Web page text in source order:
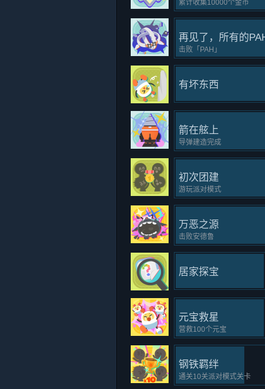
累计收集10000个金币
再见了，所有的
击败「PAH」
有坏东西
箭在舷上
导弹建造完成
初次团建
游玩派对模式
万恶之源
击败安德鲁
居家探宝
元宝救星
营救100个元宝
钢铁羁绊
通关10关派对模式关卡